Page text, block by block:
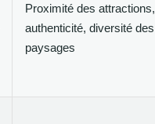
Proximité des attractions,
authenticité, diversité des
paysages